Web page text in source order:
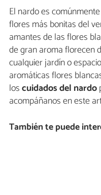
El nardo es
flores más bonitas del
amantes de las flores
de gran aroma florecen
cualquier jardín o
aromáticas flores
loscuidados del nardo
acompáñanos en este
También te puede